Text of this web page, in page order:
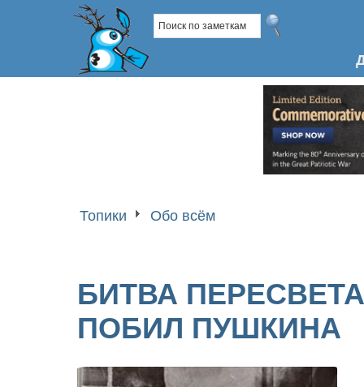
Топики Обо всём
БИТВА
ПОБИЛ ПУШКИНА